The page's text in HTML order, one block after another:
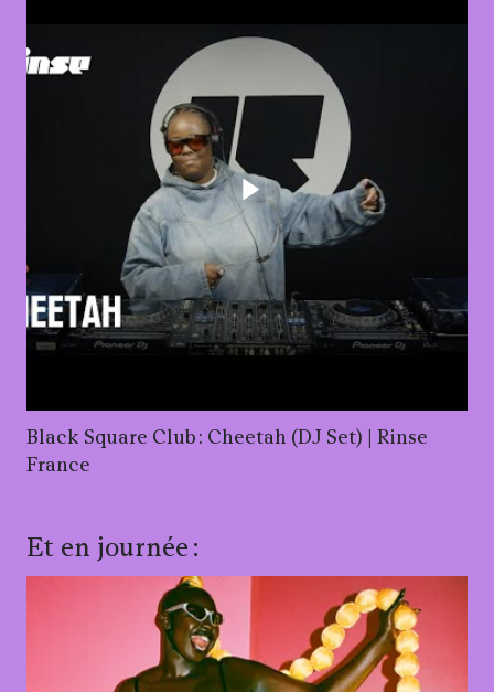
Lancer la vidéo - Black
Black Square Club : Cheetah (DJ Set) | Rinse
France
Et en journée :